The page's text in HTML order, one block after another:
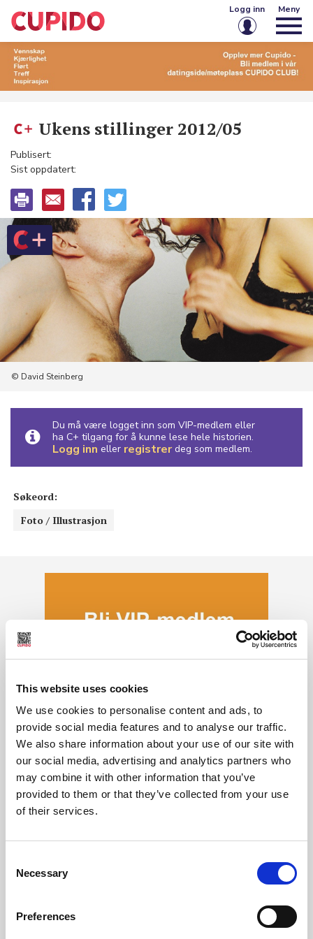
This website uses cookies
We use cookies to personalise content and ads, to
provide social media features and to analyse our traffic.
We also share information about your use of our site with
our social media, advertising and analytics partners who
may combine it with other information that you’ve
provided to them or that they’ve collected from your use
of their services.
Selection
Necessary
Preferences
Logg inn
E-post eller brukernavn
Glemt passord? Opprett konto
Meny
Ukens stillinger 2012/05
Publisert:
Sist oppdatert:
© David Steinberg
Du må være logget inn som VIP-medlem eller
ha C+ tilgang for å kunne lese hele historien.
Logg inn eller registrerdeg som medlem.
Søkeord:
Foto / Illustrasjon